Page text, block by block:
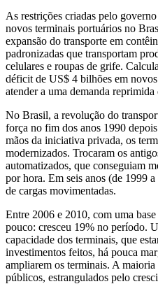
As restrições criadas pelo
novos terminais portuários no
expansão do transporte em
padronizadas que transportam
celulares e roupas de grife.
déficit de US$ 4 bilhões em
atender a uma demanda reprimida
No Brasil, a revolução do
força no fim dos anos 1990
mãos da iniciativa privada, os
modernizados. Trocaram os
automatizados, que conseguiam
por hora. Em seis anos (de 1999
de cargas movimentadas.
Entre 2006 e 2010, com uma
pouco: cresceu 19% no período.
capacidade dos terminais, que
investimentos feitos, há pouca
ampliarem os terminais. A
públicos, estrangulados pelo